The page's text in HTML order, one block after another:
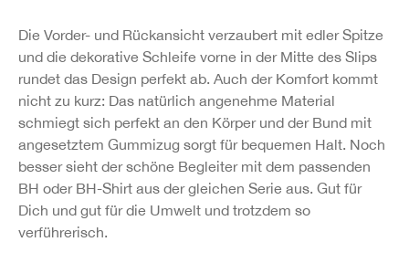
Die Vorder- und Rückansicht verzaubert mit edler Spitze
und die dekorative Schleife vorne in der Mitte des Slips
rundet das Design perfekt ab. Auch der Komfort kommt
nicht zu kurz: Das natürlich angenehme Material
schmiegt sich perfekt an den Körper und der Bund mit
angesetztem Gummizug sorgt für bequemen Halt. Noch
besser sieht der schöne Begleiter mit dem passenden
BH oder BH-Shirt aus der gleichen Serie aus. Gut für
Dich und gut für die Umwelt und trotzdem so
verführerisch.